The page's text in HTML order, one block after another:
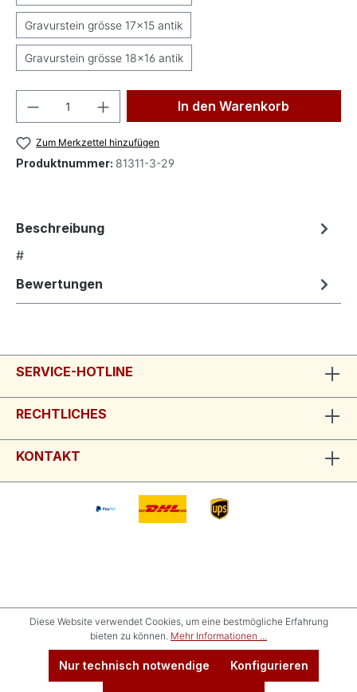
Gravurstein grösse 17x15 antik
Gravurstein grösse 18x16 antik
Produkt Anzahl: Gib den gewünschten
In den Warenkorb
Zum Merkzettel hinzufügen
Produktnummer: 81311-3-29
Beschreibung
#
Bewertungen
SERVICE-HOTLINE
RECHTLICHES
KONTAKT
Diese Website verwendet Cookies, um eine bestmögliche Erfahrung
bieten zu können. Mehr Informationen ...
Nur technisch notwendige Konfigurieren